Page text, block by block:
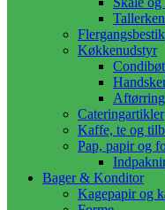
Flergangsbestik
Køkkenudstyr
Aftørring
Cateringartikler
Kaffe, te og
Pap, papir og
Bager & Konditor
Kagepapir og